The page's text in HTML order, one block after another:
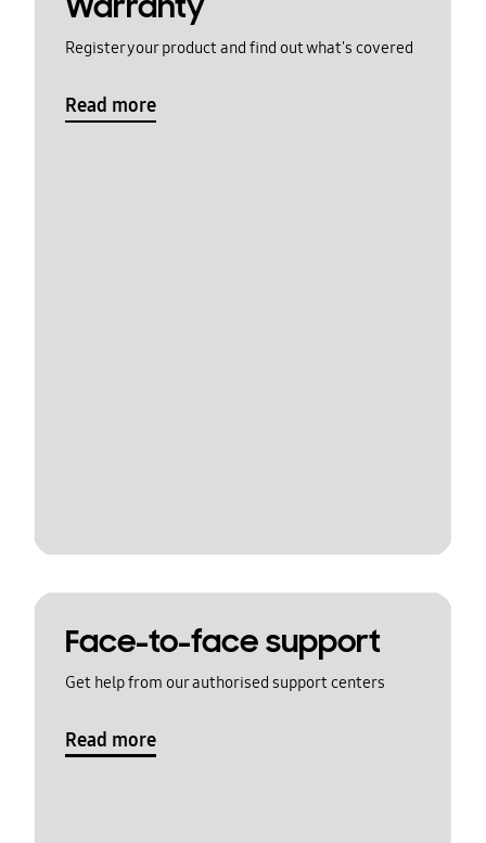
Register your product and find out what's covered
Read more
Face-to-face support
Get help from our authorised support centers
Read more